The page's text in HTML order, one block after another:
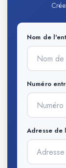
Nom de
Numéro
Adresse de